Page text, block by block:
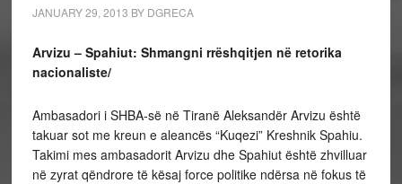
JANUARY 29, 2013 BY DGRECA
Arvizu – Spahiut: Shmangni rrëshqitjen në retorika
nacionaliste/
Ambasadori i SHBA-së në Tiranë Aleksandër Arvizu është
takuar sot me kreun e aleancës “Kuqezi” Kreshnik Spahiu.
Takimi mes ambasadorit Arvizu dhe Spahiut është zhvilluar
në zyrat qëndrore të kësaj force politike ndërsa në fokus të